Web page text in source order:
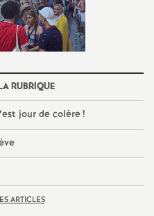
RUBRIQUE
jour de colère!
ARTICLES